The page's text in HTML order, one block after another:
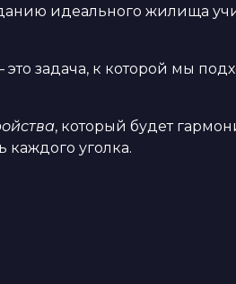
идеального жилища
задача, к которой мы
, который будет
каждого уголка.